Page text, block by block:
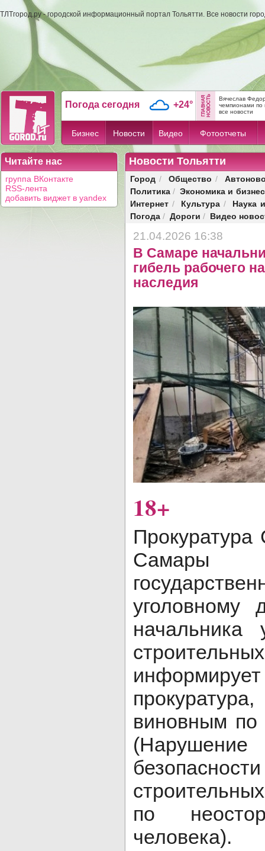
ТЛТгород.ру - городской информационный портал Тольятти. Все новости
Погода сегодня +24°
Вячеслав
чемпионами по
все новости
Бизнес Новости Видео Фотоотчеты
Читайте нас
группа ВКонтакте
RSS-лента
добавить виджет в yandex
Новости Тольятти
Город / Общество /
Политика / Экономика и бизнес
Интернет / Культура /
Наука
Погода / Дороги / Видео
21.04.2026 16:38
В Самаре
гибель рабочего
наследия
18+
Прокуратура
Самары
уголовному
начальника
виновным
по
человека).